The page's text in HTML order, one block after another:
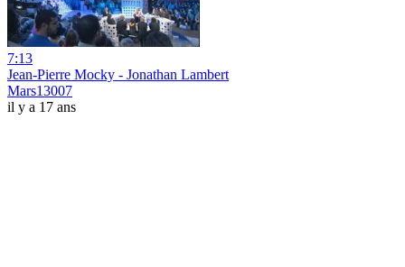
7:13
Jean-Pierre Mocky - Jonathan Lambert
Mars13007
il y a 17 ans